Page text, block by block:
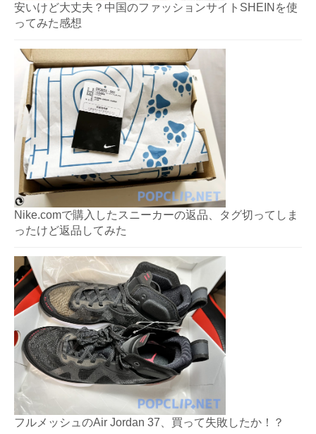
安いけど大丈夫？中国のファッションサイトSHEINを使
ってみた感想
Nike.comで購入したスニーカーの返品、タグ切ってしま
ったけど返品してみた
フルメッシュのAir Jordan 37、買って失敗したか！？